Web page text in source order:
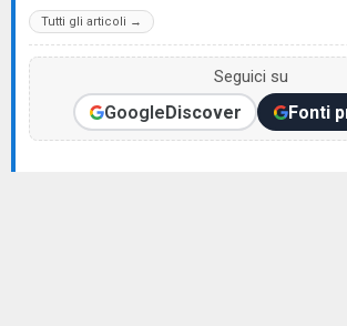
Tutti gli articoli →
Seguici su
GoogleDiscover Fonti